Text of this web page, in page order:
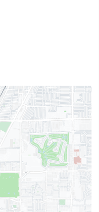
reducida